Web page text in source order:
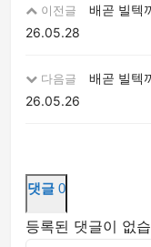
이전글
배곧 빌텍
26.05.28
다음글
배곧 빌텍
26.05.26
댓글 0
등록된 댓글이 없